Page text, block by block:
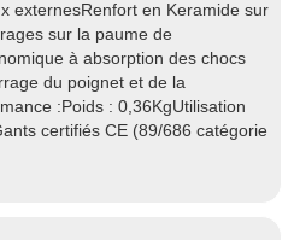
externesRenfort en Keramide sur
sur la paume de
à absorption des chocs
du poignet et de la
:Poids : 0,36KgUtilisation
certifiés CE (89/686 catégorie